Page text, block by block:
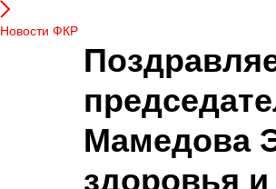
Новости ФКР
Мамедова
здоровья